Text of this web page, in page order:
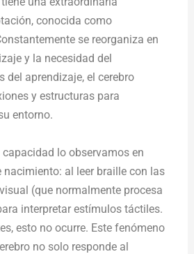
conocida como
se reorganiza en
y la necesidad del
del aprendizaje, el cerebro
y estructuras para
entorno.
capacidad lo observamos en
nacimiento: al leer braille con las
(que normalmente procesa
interpretar estímulos táctiles.
esto no ocurre. Este fenómeno
no solo responde al